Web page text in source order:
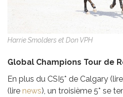
Harrie Smolders et Don VPH
Global Champions Tour de
En plus du CSI5* de Calgary (lire
(lire news), un troisième 5* se